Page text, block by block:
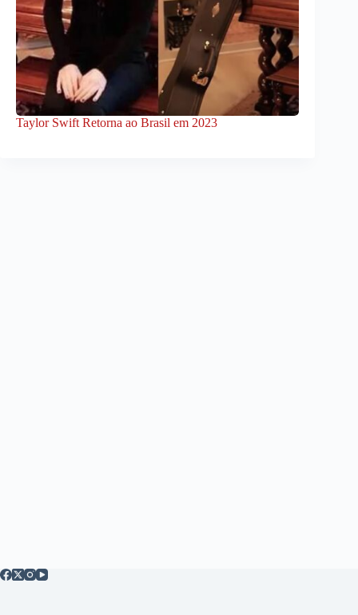
Taylor Swift Retorna ao Brasil em 2023